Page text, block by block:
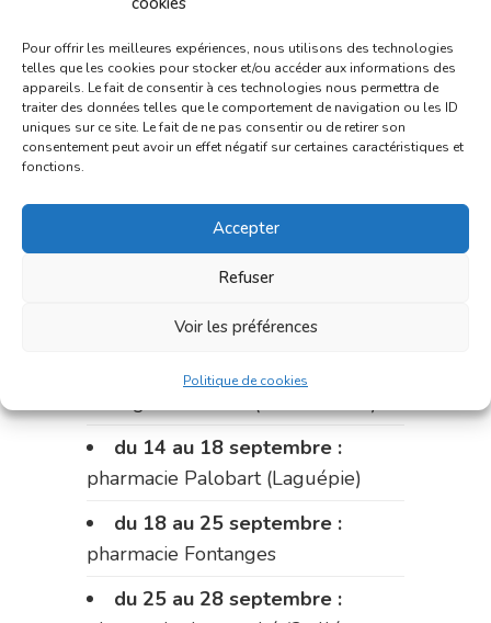
Pour offrir les meilleures expériences, nous utilisons des technologies
telles que les cookies pour stocker et/ou accéder aux informations des
appareils. Le fait de consentir à ces technologies nous permettra de
traiter des données telles que le comportement de navigation ou les ID
uniques sur ce site. Le fait de ne pas consentir ou de retirer son
consentement peut avoir un effet négatif sur certaines caractéristiques et
fonctions.
Accepter
Refuser
Voir les préférences
Politique de cookies
Bonnemaire (rue Saint-Jacques)
Du 31 août au 4 septembre :
pharmacie Charignon-Dumas (La
Fouillade)
du 4 au 11 septembre :
du 11 au 14 septembre :
République)
Le 14 septembre :pharmacie
du 14 au 18 septembre :
pharmacie Palobart (Laguépie)
du 18 au 25 septembre :
pharmacie Fontanges
du 25 au 28 septembre :